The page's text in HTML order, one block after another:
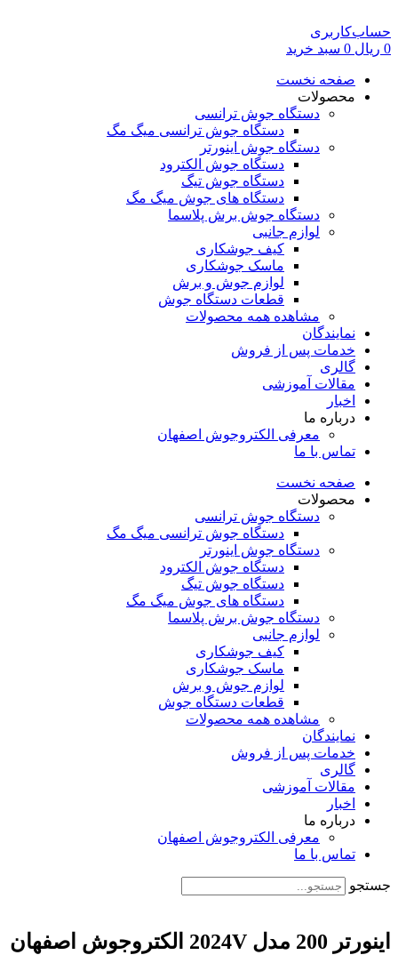
حساب‌کاربری
0 ریال 0 سبد خرید
صفحه نخست
محصولات
دستگاه جوش ترانسی
دستگاه جوش ترانسی میگ مگ
دستگاه جوش اینورتر
دستگاه جوش الکترود
دستگاه جوش تیگ
دستگاه های جوش میگ مگ
دستگاه جوش برش پلاسما
لوازم جانبی
کیف جوشکاری
ماسک جوشکاری
لوازم جوش و برش
قطعات دستگاه جوش
مشاهده همه محصولات
نمایندگان
خدمات پس از فروش
گالری
مقالات آموزشی
اخبار
درباره ما
معرفی الکتروجوش اصفهان
تماس با ما
صفحه نخست
محصولات
دستگاه جوش ترانسی
دستگاه جوش ترانسی میگ مگ
دستگاه جوش اینورتر
دستگاه جوش الکترود
دستگاه جوش تیگ
دستگاه های جوش میگ مگ
دستگاه جوش برش پلاسما
لوازم جانبی
کیف جوشکاری
ماسک جوشکاری
لوازم جوش و برش
قطعات دستگاه جوش
مشاهده همه محصولات
نمایندگان
خدمات پس از فروش
گالری
مقالات آموزشی
اخبار
درباره ما
معرفی الکتروجوش اصفهان
تماس با ما
جستجو
اینورتر 200 مدل 2024V الکتروجوش اصفهان